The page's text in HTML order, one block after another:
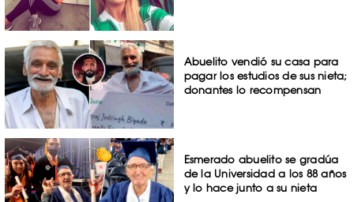
Abuelito vendió su casa para
pagar los estudios de sus nieta;
donantes lo recompensan
Esmerado abuelito se gradúa
de la Universidad a los 88 años
y lo hace junto a su nieta